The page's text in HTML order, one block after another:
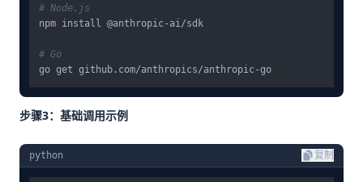
# Node.js
npm install @anthropic-ai/sdk
# Go
步骤3：基础调用示例
python 复制